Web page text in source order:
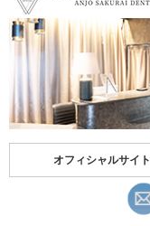
オフィシャルサイト